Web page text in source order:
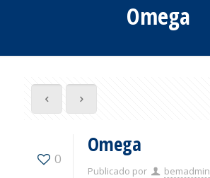
Omega
0
Omega
Publicado por bemadmin